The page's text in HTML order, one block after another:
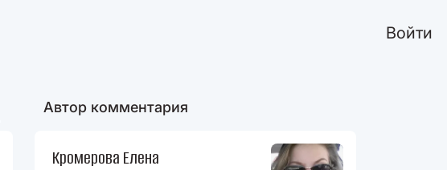
Войти
Автор комментария
Кромерова Елена